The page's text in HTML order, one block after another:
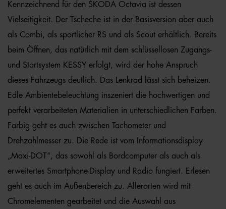
Kennzeichnend für den ŠKODA Octavia ist dessen
Vielseitigkeit. Der Tscheche ist in der Basisversion aber auch
als Combi, als sportlicher RS und als Scout erhältlich. Bereits
beim Öffnen, das natürlich mit dem schlüssellosen Zugangs-
und Startsystem KESSY erfolgt, wird der hohe Anspruch
dieses Fahrzeugs deutlich. Das Lenkrad lässt sich beheizen.
Edle Ambientebeleuchtung inszeniert die hochwertigen und
perfekt verarbeiteten Materialien in unterschiedlichen Farben.
Farbig geht es auch zwischen Tachometer und
Drehzahlmesser zu. Die Rede ist vom Informationsdisplay
„Maxi-DOT“, das sowohl als Bordcomputer als auch als
erweitertes Smartphone-Display und Radio fungiert. Erlesen
geht es auch im Außenbereich zu. Allerorten wird mit
Chromelementen gearbeitet und die Auswahl aus